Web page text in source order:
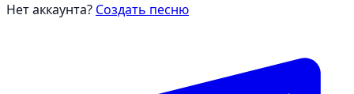
Нет аккаунта? Создать песню